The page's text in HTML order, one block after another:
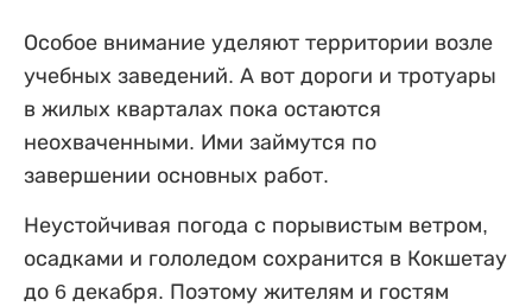
Особое внимание уделяют территории возле
учебных заведений. А вот дороги и тротуары
в жилых кварталах пока остаются
неохваченными. Ими займутся по
завершении основных работ.
Неустойчивая погода с порывистым ветром,
осадками и гололедом сохранится в Кокшетау
до 6 декабря. Поэтому жителям и гостям